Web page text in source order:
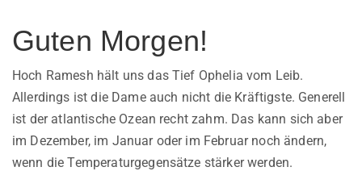
Guten Morgen!
Hoch Ramesh hält uns das Tief Ophelia vom Leib.
Allerdings ist die Dame auch nicht die Kräftigste. Generell
ist der atlantische Ozean recht zahm. Das kann sich aber
im Dezember, im Januar oder im Februar noch ändern,
wenn die Temperaturgegensätze stärker werden.